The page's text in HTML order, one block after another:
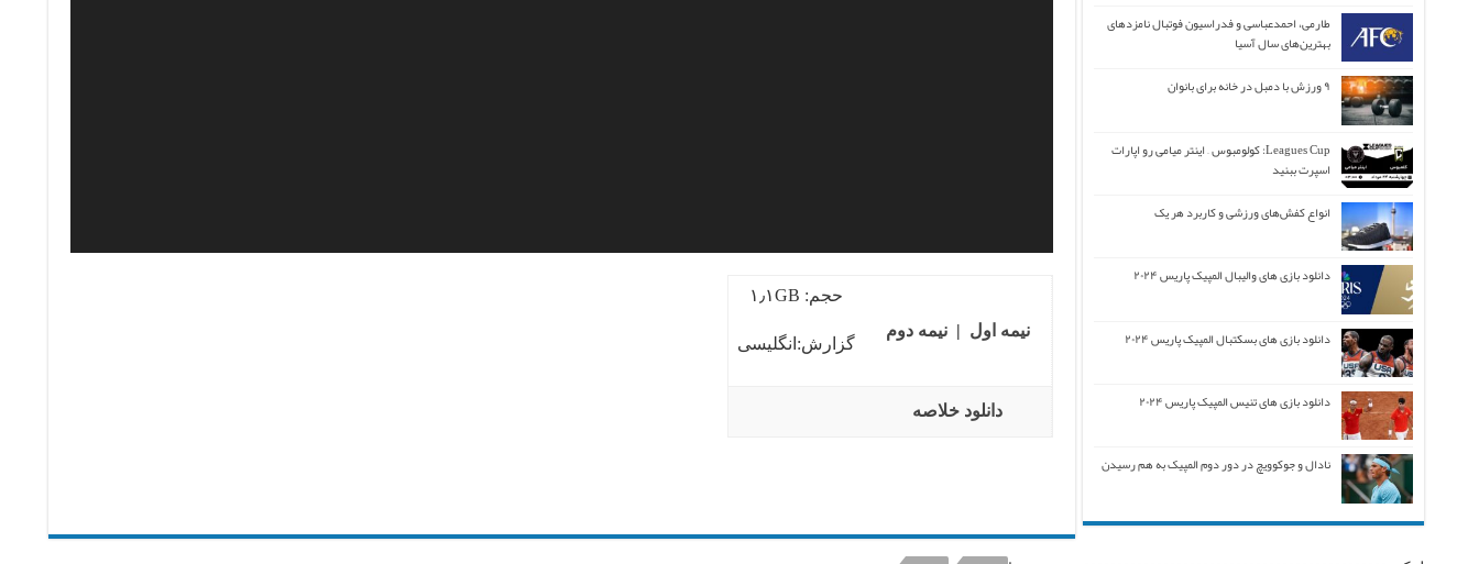
نیمه اول |نیمه دوم
حجم: ۱٫۱GB
گزارش:انگلیسی
دانلود خلاصه
طارمی، احمدعباسی و فدراسیون فوتبال نامزدهای
بهترین‌های سال آسیا
۹ ورزش با دمبل در خانه برای بانوان
Leagues Cup: کولومبوس – اینتر میامی رو اپارات
اسپرت ببنید
انواع کفش‌های ورزشی و کاربرد هر یک
دانلود بازی های والیبال المپیک پاریس ۲۰۲۴
دانلود بازی های بسکتبال المپیک پاریس ۲۰۲۴
دانلود بازی های تنیس المپیک پاریس ۲۰۲۴
نادال و جوکوویچ در دور دوم المپیک به هم رسیدن